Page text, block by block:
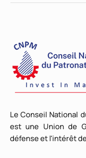
Le Conseil National
est une Union de
défense et l'intérêt